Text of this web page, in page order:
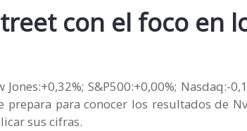
con el foco en
S&P500:+0,00%; Nasdaq:-
para conocer los resultados de
sus cifras.